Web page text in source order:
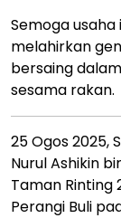
Semoga
melahirkan
bersaing
sesama rakan.
25 Ogos 2025,
Nurul Ashikin
Taman Rinting
Perangi Buli